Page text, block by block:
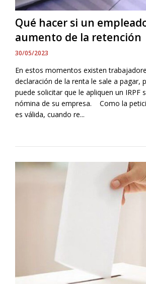
Qué hacer si un
aumento de la retención
30/05/2023
En estos momentos existen
declaración de la renta le sale a pagar,
puede solicitar que le apliquen un IRPF
nómina de su empresa. Como la
es válida, cuando re...